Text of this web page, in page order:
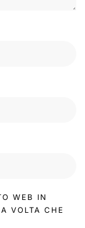
WEB IN
VOLTA CHE